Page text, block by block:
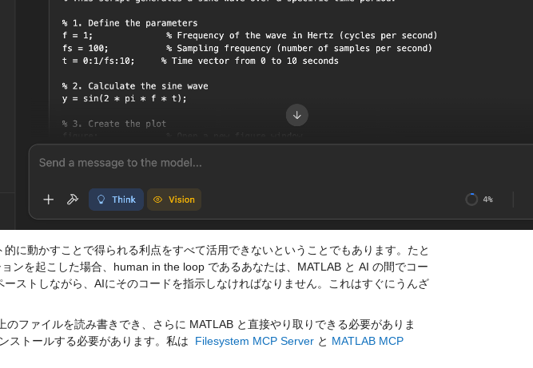
に動かすことで得られる利点をすべて活用できないということでもあります。 たと
ンを起こした場合、human in the loop であるあなたは、MATLAB と AI の間でコー
ストしながら、AIにそのコードを指示しなければなりません。
これはすぐにうんざ
ファイルを読み書きでき、さらに MATLAB と直接やり取りできる必要がありま
トールする必要があります。 私は Filesystem MCP Server と MATLAB MCP